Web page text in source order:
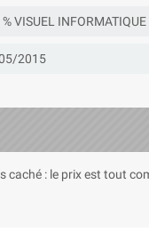
VISUEL INFORMATIQUE
2015
caché : le prix est tout